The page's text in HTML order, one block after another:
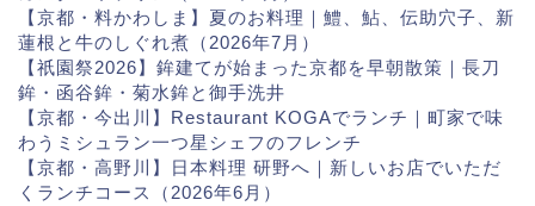
【京都・料かわしま】夏のお料理｜鱧、鮎、伝助穴子、新
蓮根と牛のしぐれ煮（2026年7月）
【祇園祭2026】鉾建てが始まった京都を早朝散策｜長刀
鉾・函谷鉾・菊水鉾と御手洗井
【京都・今出川】Restaurant KOGAでランチ｜町家で味
わうミシュラン一つ星シェフのフレンチ
【京都・高野川】日本料理 研野へ｜新しいお店でいただ
くランチコース（2026年6月）